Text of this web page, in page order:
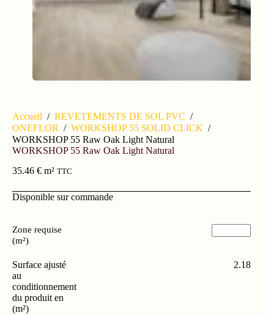
Accueil / REVETEMENTS DE SOL PVC /
ONEFLOR / WORKSHOP 55 SOLID CLICK /
WORKSHOP 55 Raw Oak Light Natural
WORKSHOP 55 Raw Oak Light Natural
35.46 € m² TTC
Disponible sur commande
Zone requise
(m²)
Surface ajusté
au
conditionnement
du produit en
(m²)
2.18